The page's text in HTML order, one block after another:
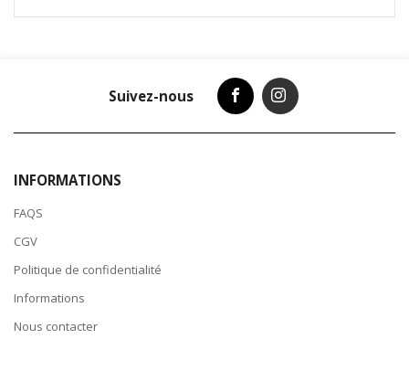
Suivez-nous
INFORMATIONS
FAQS
CGV
Politique de confidentialité
Informations
Nous contacter